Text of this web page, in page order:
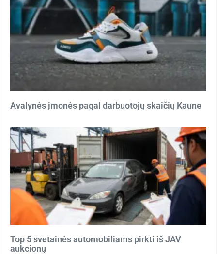
Avalynės įmonės pagal darbuotojų skaičių Kaune
Top 5 svetainės automobiliams pirkti iš JAV
aukcionų